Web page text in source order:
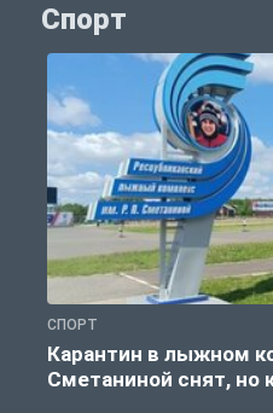
Спорт
СПОРТ
Карантин в лыжном
Сметаниной снят, но